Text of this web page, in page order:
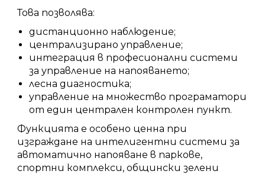
Това позволява:
дистанционно наблюдение;
централизирано управление;
интеграция в професионални системи
за управление на напояването;
лесна диагностика;
управление на множество програматори
от един централен контролен пункт.
Функцията е особено ценна при
изграждане на интелигентни системи за
автоматично напояване в паркове,
спортни комплекси, общински зелени